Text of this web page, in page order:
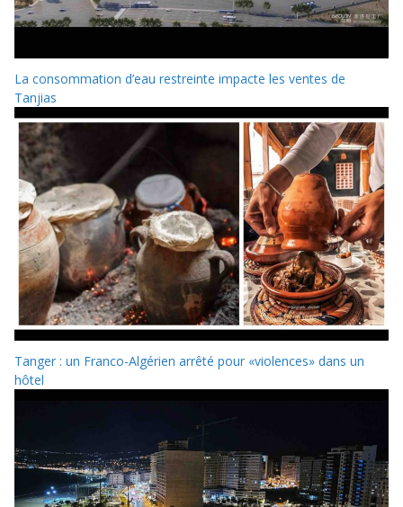
La consommation d’eau restreinte impacte les ventes de
Tanjias
Tanger : un Franco-Algérien arrêté pour «violences» dans un
hôtel